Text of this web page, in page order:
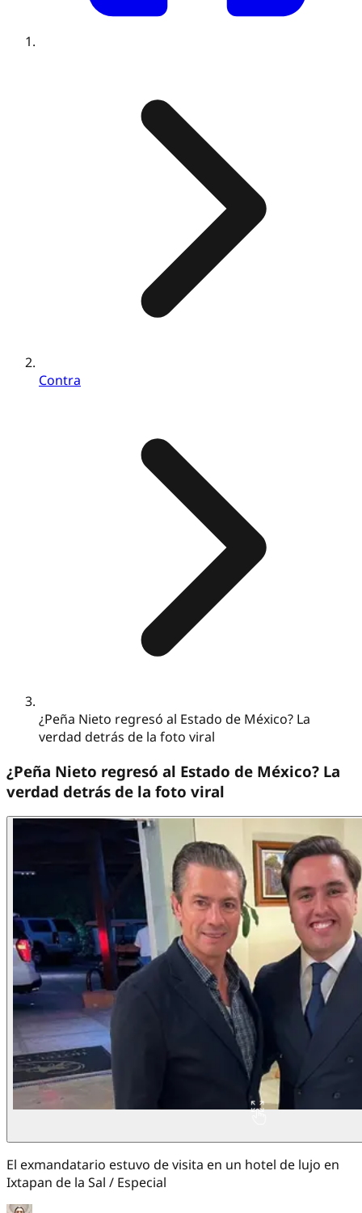
Contra
¿Peña Nieto regresó al Estado de México? La
verdad detrás de la foto viral
¿Peña Nieto regresó al Estado de México? La
verdad detrás de la foto viral
El exmandatario estuvo de visita en un hotel de lujo en
Ixtapan de la Sal / Especial